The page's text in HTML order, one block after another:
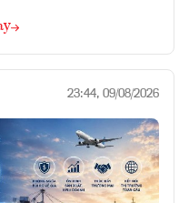
23:44, 09/08/2026